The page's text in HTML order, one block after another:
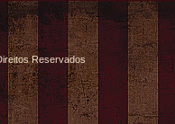
Reservados